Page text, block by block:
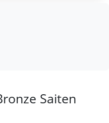
Saiten